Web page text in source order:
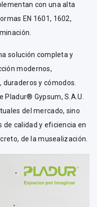
con una alta
EN 1601, 1602,
solución completa y
modernos,
y cómodos.
Pladur® Gypsum, S.A.U.
del mercado, sino
calidad y eficiencia en
de la musealización.